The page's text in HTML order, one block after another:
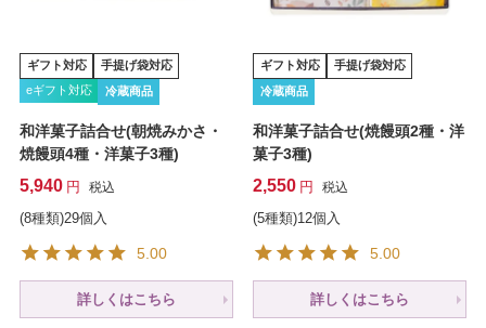
ギフト対応
手提げ袋対応
eギフト対応
冷蔵商品
和洋菓子詰合せ(朝焼みかさ・
焼饅頭4種・洋菓子3種)
5,940 税込
(8種類)29個入
5.00
詳しくはこちら
ギフト対応 手提げ袋対応
冷蔵商品
和洋菓子詰合せ(焼饅頭2種・洋
菓子3種)
2,550 税込
(5種類)12個入
5.00
詳しくはこちら